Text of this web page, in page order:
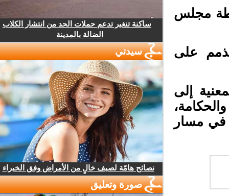
مجلس
على
إلى
في مسار
ساكنة تنغير تدعم حملات الحد من انتشار الكلاب
الضالة بالمدينة
سيدتي
نصائح هامّة لصيف خالٍ من الأمراض وفق الخبراء
صورة وتعليق